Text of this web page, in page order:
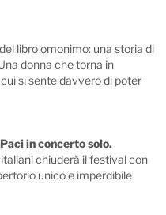
libro omonimo: una storia di
donna che torna in
si sente davvero di poter
in concerto solo.
chiuderà il festival con
unico e imperdibile